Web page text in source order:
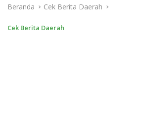
Beranda Cek Berita Daerah
Cek Berita Daerah